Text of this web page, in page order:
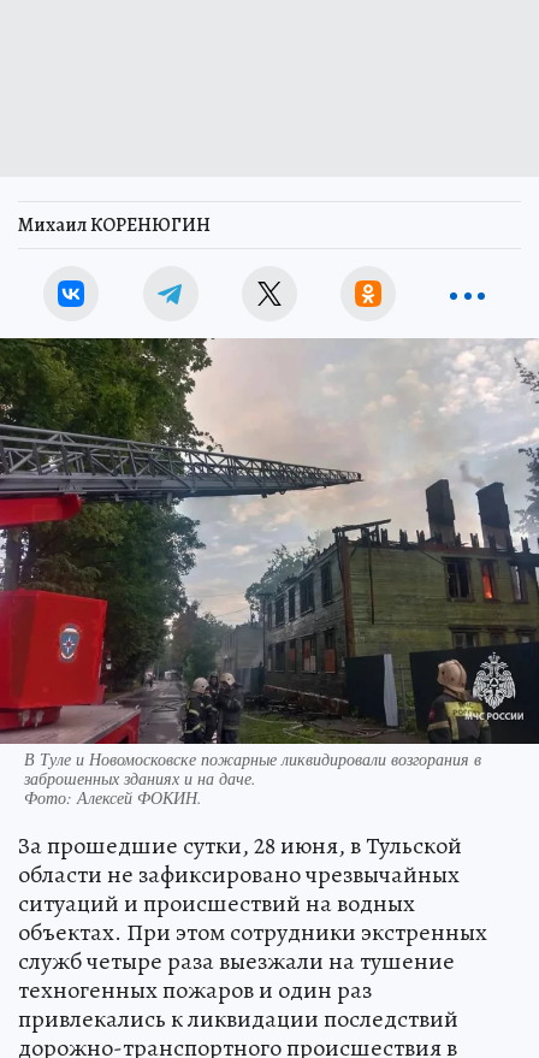
Михаил КОРЕНЮГИН
В Туле и Новомосковске пожарные ликвидировали возгорания в
заброшенных зданиях и на даче.
Фото:Алексей ФОКИН.
За прошедшие сутки, 28 июня, в Тульской
области не зафиксировано чрезвычайных
ситуаций и происшествий на водных
объектах. При этом сотрудники экстренных
служб четыре раза выезжали на тушение
техногенных пожаров и один раз
привлекались к ликвидации последствий
дорожно-транспортного происшествия в